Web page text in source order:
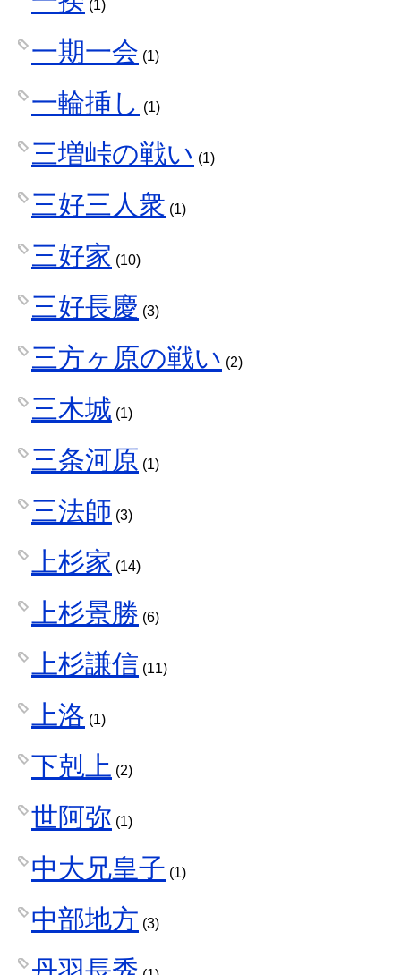
(1)
一期一会 (1)
一輪挿し (1)
三増峠の戦い (1)
三好三人衆 (1)
三好家 (10)
三好長慶 (3)
三方ヶ原の戦い (2)
三木城 (1)
三条河原 (1)
三法師 (3)
上杉家 (14)
上杉景勝 (6)
上杉謙信 (11)
上洛 (1)
下剋上 (2)
世阿弥 (1)
中大兄皇子 (1)
中部地方 (3)